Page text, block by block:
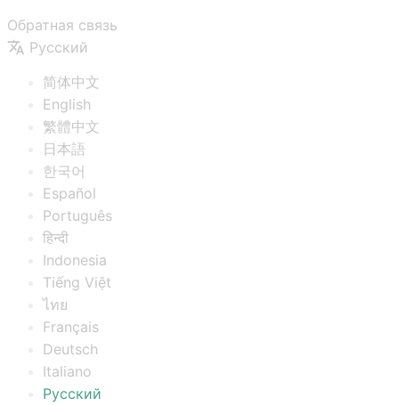
Обратная связь
Русский
简体中文
English
繁體中文
日本語
한국어
Español
Português
हिन्दी
Indonesia
Tiếng Việt
ไทย
Français
Deutsch
Italiano
Русский